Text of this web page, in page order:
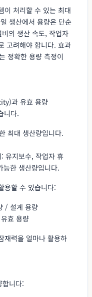
이 처리할 수 있는 최대
생산에서 용량은 단순
의 생산 속도, 작업자
고려해야 합니다. 효과
정확한 용량 측정이
과 유효 용량
니다.
최대 생산량입니다.
유지보수, 작업자 휴
능한 생산량입니다.
용할 수 있습니다:
/ 설계 용량
효 용량
재력을 얼마나 활용하
합니다: